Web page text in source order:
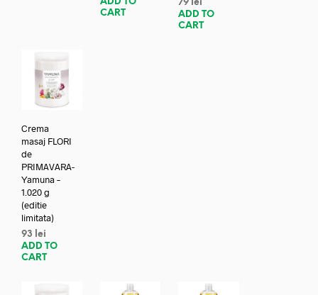
CART
79 lei
ADD TO
CART
Crema
masaj FLORI
de
PRIMAVARA-
Yamuna –
1.020 g
(editie
limitata)
93
lei
ADD TO
CART